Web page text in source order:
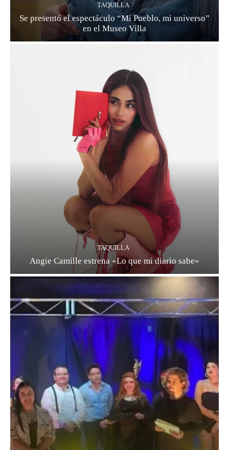
TAQUILLA
Se presentó el espectáculo “Mi Pueblo, mi universo”
en el Museo Villa
TAQUILLA
Angie Camille estrena «Lo que mi diario sabe»